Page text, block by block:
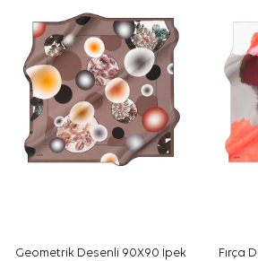
Yıkama ve bakım için ürün etiketindeki
izleyiniz. İpek ve hassas eşarplarda
İpek Eşarp Şampuanıkullanmayı tercih
Sıkça Sorulan Sorular
Pembe İpek Tivil Kare Kareli Eşarp
Bu eşarp hangi kaliteyle üretilmiştir?
Deseni nasıl görünür?
İpek tivil eşarp nasıl kombinlenir?
Geometrik Desenli 90X90 İpek
Fırça